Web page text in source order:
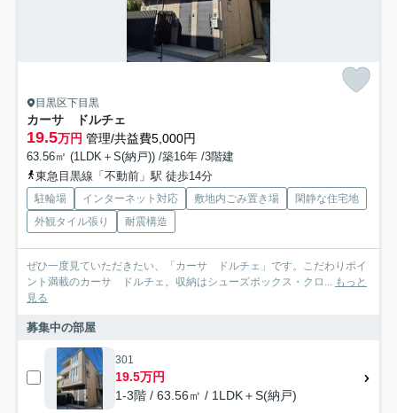
目黒区下目黒
カーサ ドルチェ
19.5万円 管理/共益費5,000円
63.56㎡ (1LDK＋S(納戸)) /築16年 /3階建
東急目黒線「不動前」駅 徒歩14分
駐輪場 インターネット対応 敷地内ごみ置き場
閑静な住宅地
外観タイル張り
耐震構造
ぜひ一度見ていただきたい、「カーサ ドルチェ」です。こだわりポイ
ント満載のカーサ ドルチェ。収納はシューズボックス・クロ... もっと
見る
募集中の部屋
301
19.5万円
1-3階 / 63.56㎡ / 1LDK＋S(納戸)